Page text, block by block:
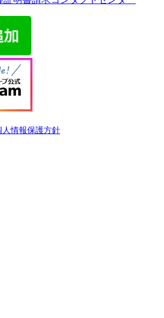
情報保護方針